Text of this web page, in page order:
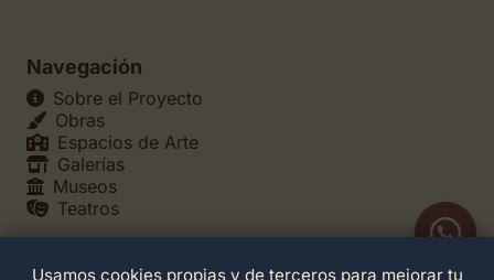
Navegación
Sobre el Proyecto
Obras
Espacios de Arte
Galerías
Museos
Teatros
Usamos cookies propias y de terceros para mejorar tu